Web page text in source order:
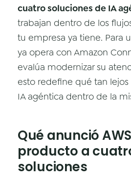
cuatro soluciones de IA
trabajan dentro de los
tu empresa ya tiene. Para
ya opera con Amazon
evalúa modernizar su
esto redefine qué tan
IA agéntica dentro de la
Qué anunció
producto a
soluciones